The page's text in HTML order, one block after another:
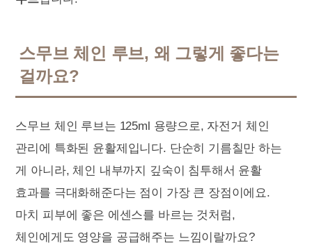
스무브 체인 루브, 왜 그렇게 좋다는
걸까요?
스무브 체인 루브는 125ml 용량으로, 자전거 체인
관리에 특화된 윤활제입니다. 단순히 기름칠만 하는
게 아니라, 체인 내부까지 깊숙이 침투해서 윤활
효과를 극대화해준다는 점이 가장 큰 장점이에요.
마치 피부에 좋은 에센스를 바르는 것처럼,
체인에게도 영양을 공급해주는 느낌이랄까요?